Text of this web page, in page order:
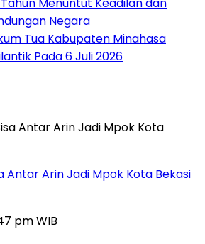
Menuntut Keadilan dan
Negara
Tua Kabupaten Minahasa
Pada 6 Juli 2026
Antar Arin Jadi Mpok Kota Bekasi
pm WIB